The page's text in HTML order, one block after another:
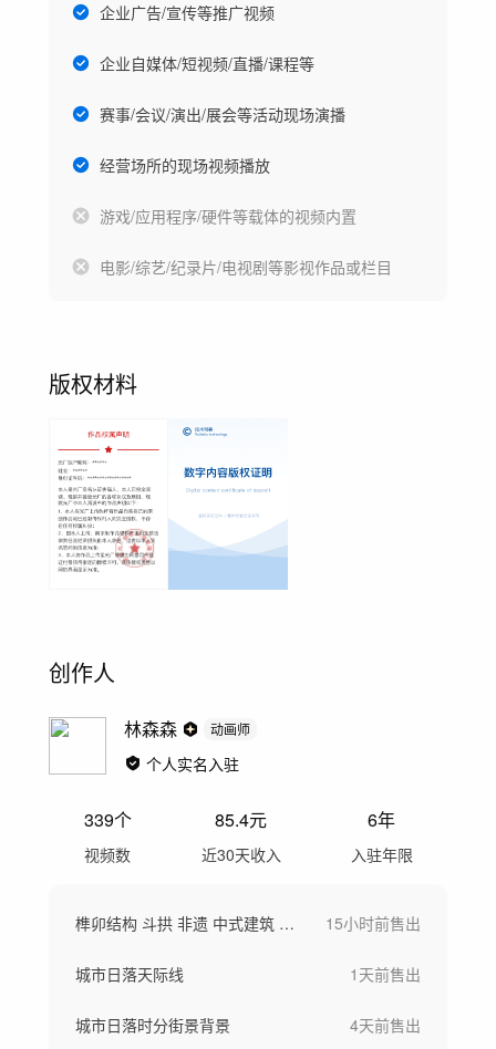
企业广告/宣传等推广视频
企业自媒体/短视频/直播/课程等
赛事/会议/演出/展会等活动现场演播
经营场所的现场视频播放
游戏/应用程序/硬件等载体的视频内置
电影/综艺/纪录片/电视剧等影视作品或栏目
版权材料
创作人
林森森 动画师
个人实名入驻
339个
视频数
85.4元
近30天收入
6年
入驻年限
榫卯结构 斗拱 非遗 中式建筑 全息效果 15小时前售出
城市日落天际线 1天前售出
城市日落时分街景背景 4天前售出